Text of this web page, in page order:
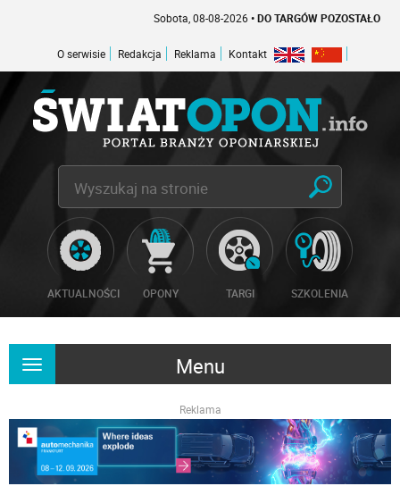
Sobota, 08-08-2026• DO TARGÓW POZOSTAŁO -1 DNI
O serwisie Redakcja Reklama Kontakt
AKTUALNOŚCI OPONY TARGI SZKOLENIA
Menu
Rozwiń
Reklama